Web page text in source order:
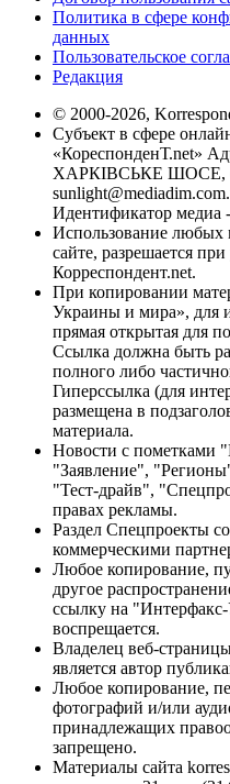
Политика в сфере
данных
Пользовательское
Редакция
© 2000-2026,
Субъект в сфере
«КореспонденТ.net»
ХАРКІВСЬКЕ ШОСЕ,
Идентификатор медиа
Использование любых
сайте, разрешается
Корреспондент.net.
При копировании
Украины и мира», для
прямая открытая для
Ссылка должна быть
полного либо
Гиперссылка (для
размещена в
материала.
Новости с пометками
"Заявление",
"Тест-драйв",
правах рекламы.
Раздел Спецпроекты
коммерческими
Любое копирование,
другое
ссылку на
воспрещается.
Владелец веб-
является автор
Любое копирование,
фотографий и/или
принадлежащих
запрещено.
Материалы сайта